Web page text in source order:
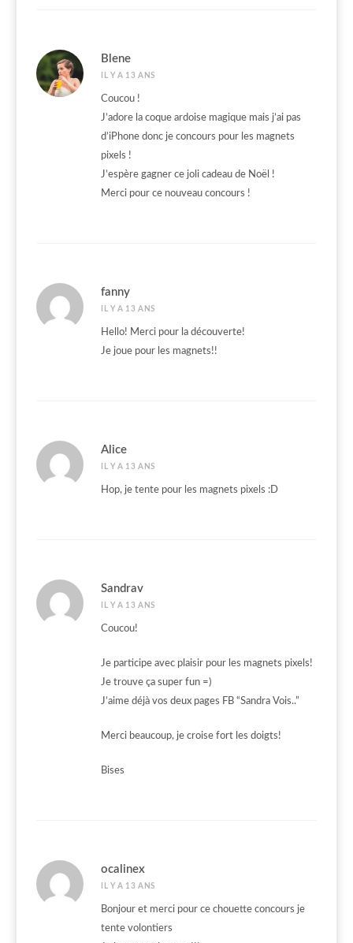
Blene
IL Y A 13 ANS
Coucou !
J’adore la coque ardoise magique mais j’ai pas
d’iPhone donc je concours pour les magnets
pixels !
J’espère gagner ce joli cadeau de Noël !
Merci pour ce nouveau concours !
fanny
IL Y A 13 ANS
Hello! Merci pour la découverte!
Je joue pour les magnets!!
Alice
IL Y A 13 ANS
Hop, je tente pour les magnets pixels :D
Sandrav
IL Y A 13 ANS
Coucou!
Je participe avec plaisir pour les magnets pixels!
Je trouve ça super fun =)
J’aime déjà vos deux pages FB “Sandra Vois..”
Merci beaucoup, je croise fort les doigts!
Bises
ocalinex
IL Y A 13 ANS
Bonjour et merci pour ce chouette concours je
tente volontiers